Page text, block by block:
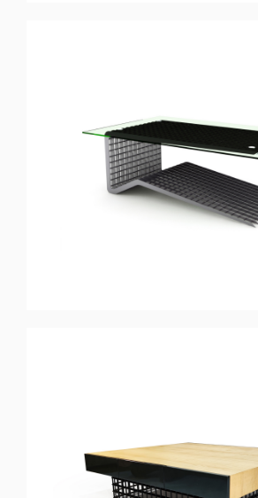
BLACK
Mesa de Centro
ELEMENTS
Mesa de Centro